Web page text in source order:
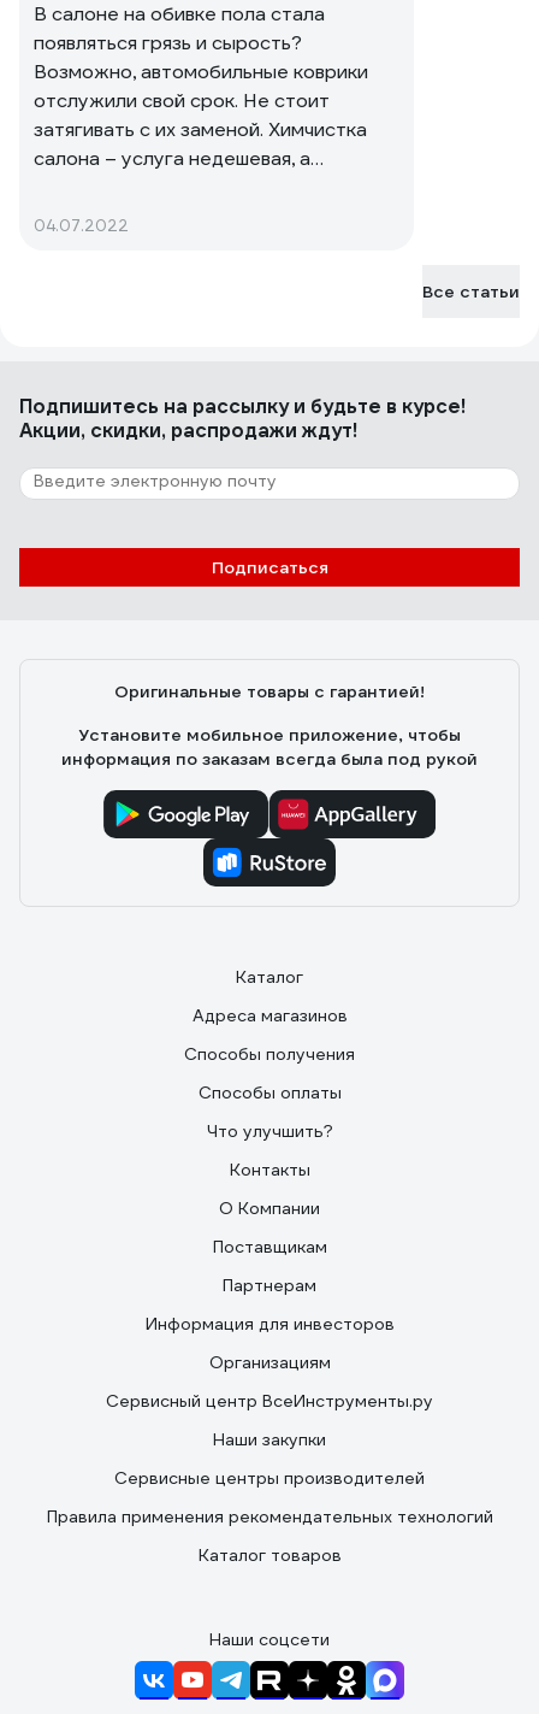
16 отзывов
Отзыв о Коврики салона Rival для
Volkswagen Tiguan 5-дв. 2017-н.в., 5 шт
15805006
ковриках под тигуан делают
Все статьи
В салоне на обивке пола стала
появляться грязь и сырость?
Возможно, автомобильные коврики
отслужили свой срок. Не стоит
затягивать с их заменой. Химчистка
салона – услуга недешевая, а
причиной развития коррозии днища.
04.07.2022
Подпишитесь на рассылкуи будьте в курсе!
Акции, скидки, распродажи ждут!
Подписаться
Оригинальные товары с гарантией!
Установите мобильное приложение, чтобы
информация по заказам всегда была под рукой
Каталог
Адреса магазинов
Способы получения
Способы оплаты
Что улучшить?
Контакты
О Компании
Поставщикам
Партнерам
Информация для инвесторов
Организациям
Сервисный центр ВсеИнструменты.ру
Наши закупки
Сервисные центры производителей
Правила применения рекомендательных технологий
Каталог товаров
Наши соцсети